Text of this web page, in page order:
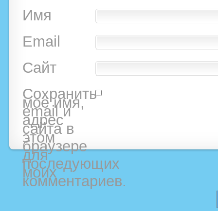
Имя
Email
Сайт
Сохранить
моё имя,
email и
адрес
сайта в
этом
браузере
для
последующих
моих
комментариев.